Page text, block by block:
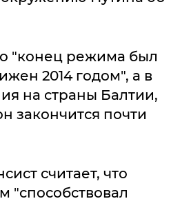
"конец режима был
2014 годом", а в
на страны Балтии,
закончится почти
считает, что
"способствовал